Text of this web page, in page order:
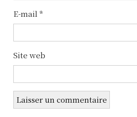
a
r
t
i
c
l
E-mail *
Site web